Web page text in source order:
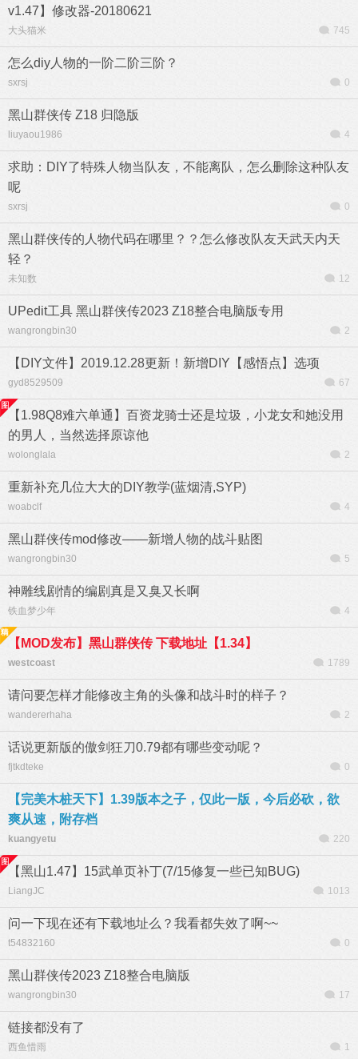
v1.47】修改器-20180621
大头猫米 745
怎么diy人物的一阶二阶三阶？
sxrsj 0
黑山群侠传 Z18 归隐版
liuyaou1986 4
求助：DIY了特殊人物当队友，不能离队，怎么删除这种队友
呢
sxrsj 0
黑山群侠传的人物代码在哪里？？怎么修改队友天武天内天
轻？
未知数 12
UPedit工具 黑山群侠传2023 Z18整合电脑版专用
wangrongbin30 2
【DIY文件】2019.12.28更新！新增DIY【感悟点】选项
gyd8529509 67
【1.98Q8难六单通】百资龙骑士还是垃圾，小龙女和她没用
的男人，当然选择原谅他
wolonglala 2
重新补充几位大大的DIY教学(蓝烟清,SYP)
woabclf 4
黑山群侠传mod修改——新增人物的战斗贴图
wangrongbin30 5
神雕线剧情的编剧真是又臭又长啊
铁血梦少年 4
【MOD发布】黑山群侠传 下载地址【1.34】
westcoast 1789
请问要怎样才能修改主角的头像和战斗时的样子？
wandererhaha 2
话说更新版的傲剑狂刀0.79都有哪些变动呢？
fjtkdteke 0
【完美木桩天下】1.39版本之子，仅此一版，今后必砍，欲
爽从速，附存档
kuangyetu 220
【黑山1.47】15武单页补丁(7/15修复一些已知BUG)
LiangJC 1013
问一下现在还有下载地址么？我看都失效了啊~~
t54832160 0
黑山群侠传2023 Z18整合电脑版
wangrongbin30 17
链接都没有了
西鱼惜雨 1